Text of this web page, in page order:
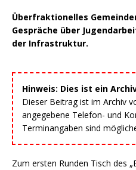
Überfraktionelles
Gespräche über
der Infrastruktur.
Hinweis: Dies ist ein
Dieser Beitrag ist im Archiv
angegebene Telefon- und
Terminangaben sind
Zum ersten Runden Tisch des